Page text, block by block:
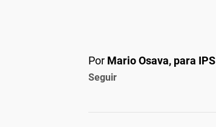
Por Mario Osava, para IPS
Seguir